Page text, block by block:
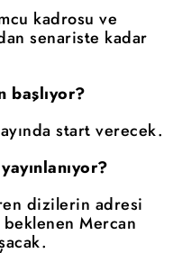
kadrosu ve
senariste kadar
başlıyor?
start verecek.
dizilerin adresi
Mercan